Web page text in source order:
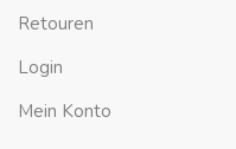
Retouren
Login
Mein Konto